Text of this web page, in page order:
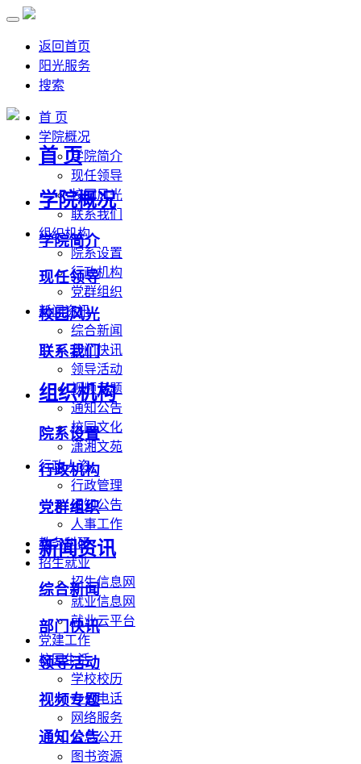
返回首页
阳光服务
搜索
首 页
学院概况
学院简介
现任领导
校园风光
联系我们
组织机构
院系设置
行政机构
党群组织
新闻资讯
综合新闻
部门快讯
领导活动
视频专题
通知公告
校园文化
潇湘文苑
行政人资
行政管理
通知公告
人事工作
教务科研
招生就业
招生信息网
就业信息网
就业云平台
党建工作
校园生活
学校校历
办公电话
网络服务
信息公开
图书资源
首 页
学院概况
学院简介
现任领导
校园风光
联系我们
组织机构
院系设置
行政机构
党群组织
新闻资讯
综合新闻
部门快讯
领导活动
视频专题
通知公告